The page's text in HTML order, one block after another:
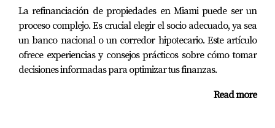
Florida ofrece varios programas a través del Florida
Housing Finance Corporation, que incluye asistencia
financiera para pagos iniciales y costos de cierre.
¿Cuáles son los requisitos para obtener una
La refinanciación de propiedades en Miami puede ser un
proceso complejo. Es crucial elegir el socio adecuado, ya sea
un banco nacional o un corredor hipotecario. Este artículo
ofrece experiencias y consejos prácticos sobre cómo tomar
decisiones informadas para optimizar tus finanzas.
Read more